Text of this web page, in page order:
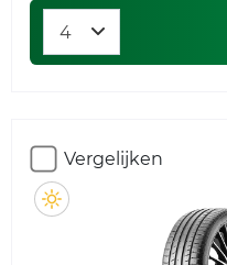
Vergelijken